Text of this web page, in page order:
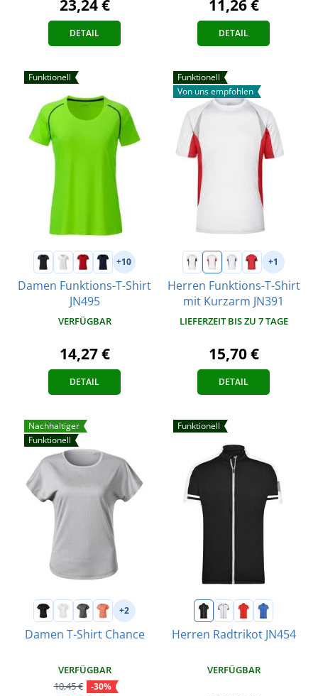
23,24 €
DETAIL
11,26 €
DETAIL
Funktionell
+10
Damen Funktions-T-Shirt
JN495
VERFÜGBAR
14,27 €
DETAIL
Funktionell
Von uns empfohlen
+1
Herren Funktions-T-Shirt
mit Kurzarm JN391
LIEFERZEIT BIS ZU 7 TAGE
15,70 €
DETAIL
Nachhaltiger
Funktionell
+2
Damen T-Shirt Chance
VERFÜGBAR
10,45 €
-30%
Funktionell
Herren Radtrikot JN454
VERFÜGBAR